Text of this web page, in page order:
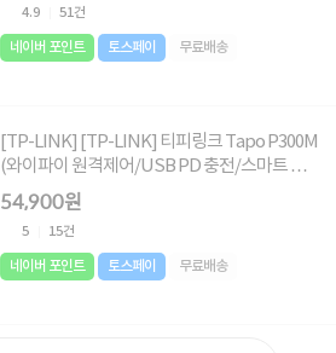
4.9 51건
네이버 포인트 토스페이 무료배송
[TP-LINK] [TP-LINK] 티피링크 Tapo P300M
(와이파이 원격제어/USB PD 충전/스마트 앱
제어/IoT/타이머 콘센트)/다중 보호 시스템)
54,900원
5 15건
네이버 포인트 토스페이 무료배송